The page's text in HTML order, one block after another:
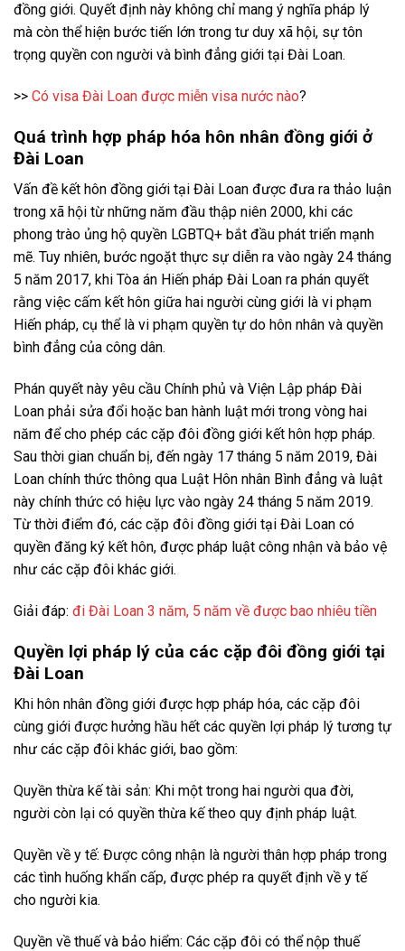
đồng giới. Quyết định này không chỉ mang ý nghĩa pháp lý
mà còn thể hiện bước tiến lớn trong tư duy xã hội, sự tôn
trọng quyền con người và bình đẳng giới tại Đài Loan.
>> Có visa Đài Loan được miễn visa nước nào?
Quá trình hợp pháp hóa hôn nhân đồng giới ở
Đài Loan
Vấn đề kết hôn đồng giới tại Đài Loan được đưa ra thảo luận
trong xã hội từ những năm đầu thập niên 2000, khi các
phong trào ủng hộ quyền LGBTQ+ bắt đầu phát triển mạnh
mẽ. Tuy nhiên, bước ngoặt thực sự diễn ra vào ngày 24 tháng
5 năm 2017, khi Tòa án Hiến pháp Đài Loan ra phán quyết
rằng việc cấm kết hôn giữa hai người cùng giới là vi phạm
Hiến pháp, cụ thể là vi phạm quyền tự do hôn nhân và quyền
bình đẳng của công dân.
Phán quyết này yêu cầu Chính phủ và Viện Lập pháp Đài
Loan phải sửa đổi hoặc ban hành luật mới trong vòng hai
năm để cho phép các cặp đôi đồng giới kết hôn hợp pháp.
Sau thời gian chuẩn bị, đến ngày 17 tháng 5 năm 2019, Đài
Loan chính thức thông qua Luật Hôn nhân Bình đẳng và luật
này chính thức có hiệu lực vào ngày 24 tháng 5 năm 2019.
Từ thời điểm đó, các cặp đôi đồng giới tại Đài Loan có
quyền đăng ký kết hôn, được pháp luật công nhận và bảo vệ
như các cặp đôi khác giới.
Giải đáp: đi Đài Loan 3 năm, 5 năm về được bao nhiêu tiền
Quyền lợi pháp lý của các cặp đôi đồng giới tại
Đài Loan
Khi hôn nhân đồng giới được hợp pháp hóa, các cặp đôi
cùng giới được hưởng hầu hết các quyền lợi pháp lý tương tự
như các cặp đôi khác giới, bao gồm:
Quyền thừa kế tài sản: Khi một trong hai người qua đời,
người còn lại có quyền thừa kế theo quy định pháp luật.
Quyền về y tế: Được công nhận là người thân hợp pháp trong
các tình huống khẩn cấp, được phép ra quyết định về y tế
cho người kia.
Quyền về thuế và bảo hiểm: Các cặp đôi có thể nộp thuế